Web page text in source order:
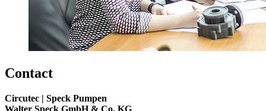
Contact
Circutec | Speck Pumpen
Walter Speck GmbH & Co. KG